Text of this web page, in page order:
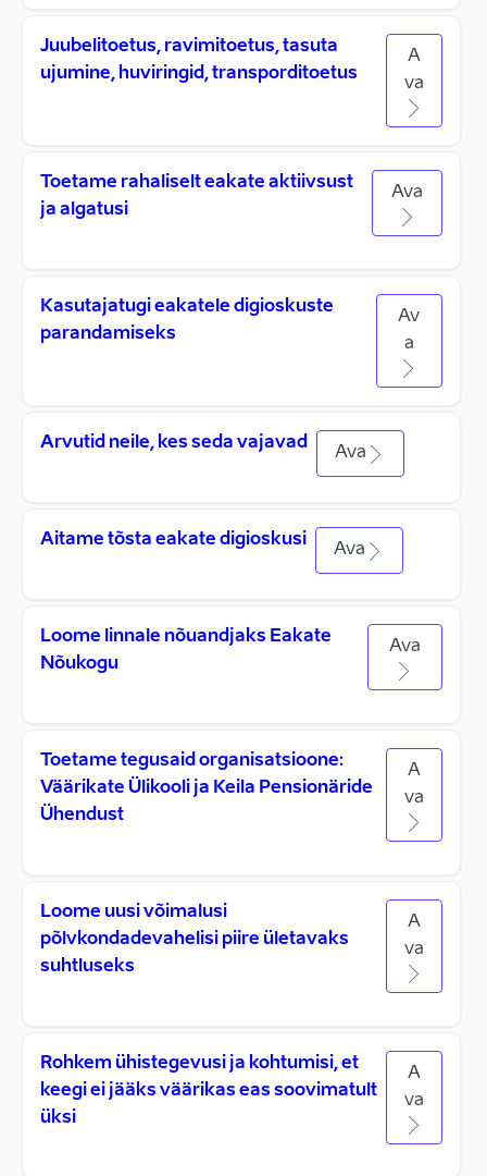
Juubelitoetus, ravimitoetus, tasuta
ujumine, huviringid, transporditoetus
A
va
Toetame rahaliselt eakate aktiivsust
ja algatusi
Ava
Kasutajatugi eakatele digioskuste
parandamiseks
Av
a
Arvutid neile, kes seda vajavad
Ava
Aitame tõsta eakate digioskusi
Ava
Loome linnale nõuandjaks Eakate
Nõukogu
Ava
Toetame tegusaid organisatsioone:
Väärikate Ülikooli ja Keila Pensionäride
Ühendust
A
va
Loome uusi võimalusi
põlvkondadevahelisi piire ületavaks
suhtluseks
A
va
Rohkem ühistegevusi ja kohtumisi, et
keegi ei jääks väärikas eas soovimatult
üksi
A
va